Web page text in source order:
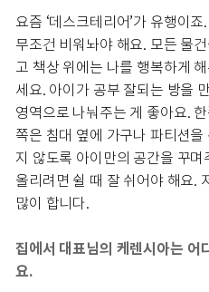
요즘 ‘데스크테리어’가 유행이
무조건 비워놔야 해요. 모든 물
고 책상 위에는 나를 행복하게
세요. 아이가 공부 잘되는 방을
영역으로 나눠주는 게 좋아요.
쪽은 침대 옆에 가구나 파티션을
지 않도록 아이만의 공간을 꾸
올리려면 쉴 때 잘 쉬어야 해요.
많이 합니다.
집에서 대표님의 케렌시아는 어
요.